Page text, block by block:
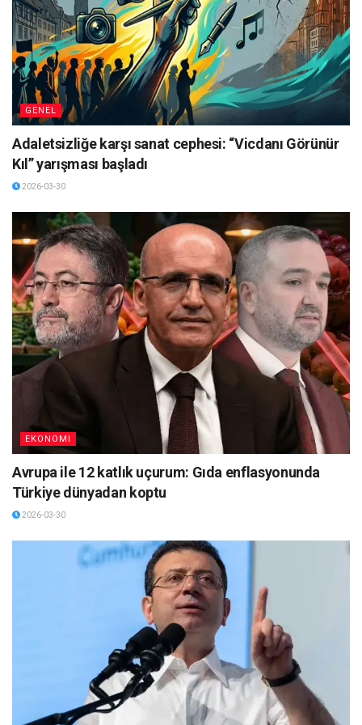
GENEL
Adaletsizliğe karşı sanat cephesi: “Vicdanı Görünür
Kıl” yarışması başladı
2026-03-30
EKONOMI
Avrupa ile 12 katlık uçurum: Gıda enflasyonunda
Türkiye dünyadan koptu
2026-03-30